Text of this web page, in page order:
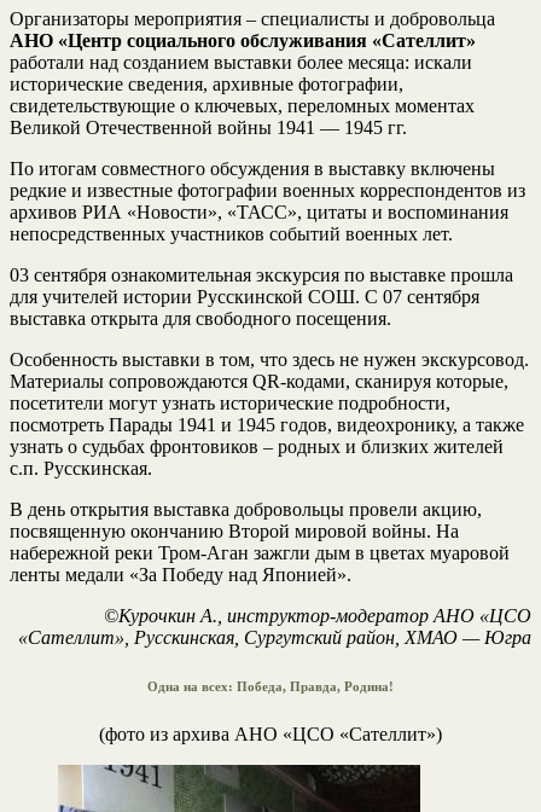
Организаторы мероприятия – специалисты и добровольца
АНО «Центр социального обслуживания «Сателлит»
работали над созданием выставки более месяца: искали
исторические сведения, архивные фотографии,
свидетельствующие о ключевых, переломных моментах
Великой Отечественной войны 1941 — 1945 гг.
По итогам совместного обсуждения в выставку включены
редкие и известные фотографии военных корреспондентов из
архивов РИА «Новости», «ТАСС», цитаты и воспоминания
непосредственных участников событий военных лет.
03 сентября ознакомительная экскурсия по выставке прошла
для учителей истории Русскинской СОШ. С 07 сентября
выставка открыта для свободного посещения.
Особенность выставки в том, что здесь не нужен экскурсовод.
Материалы сопровождаются QR-кодами, сканируя которые,
посетители могут узнать исторические подробности,
посмотреть Парады 1941 и 1945 годов, видеохронику, а также
узнать о судьбах фронтовиков – родных и близких жителей
с.п. Русскинская.
В день открытия выставка добровольцы провели акцию,
посвященную окончанию Второй мировой войны. На
набережной реки Тром-Аган зажгли дым в цветах муаровой
ленты медали «За Победу над Японией».
©Курочкин А., инструктор-модератор АНО «ЦСО
«Сателлит», Русскинская, Сургутский район, ХМАО — Югра
Одна на всех: Победа, Правда, Родина!
(фото из архива АНО «ЦСО «Сателлит»)